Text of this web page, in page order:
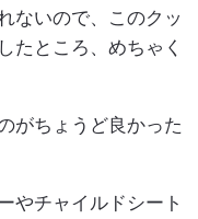
ないので、このクッ
たところ、めちゃく
がちょうど良かった
やチャイルドシート